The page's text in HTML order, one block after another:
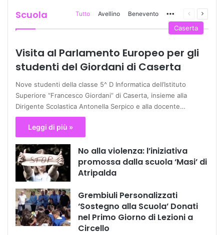
Scuola Tutto Avellino Benevento More Pagina
precedente
Caserta
Visita al Parlamento Europeo per gli
studenti del Giordani di Caserta
Nove studenti della classe 5^ D Informatica dell’Istituto
Superiore “Francesco Giordani” di Caserta, insieme alla
Dirigente Scolastica Antonella Serpico e alla docente…
Leggi di più »
No alla violenza: l’iniziativa
promossa dalla scuola ‘Masi’ di
Atripalda
Grembiuli Personalizzati
‘Sostegno alla Scuola’ Donati
nel Primo Giorno di Lezioni a
Circello